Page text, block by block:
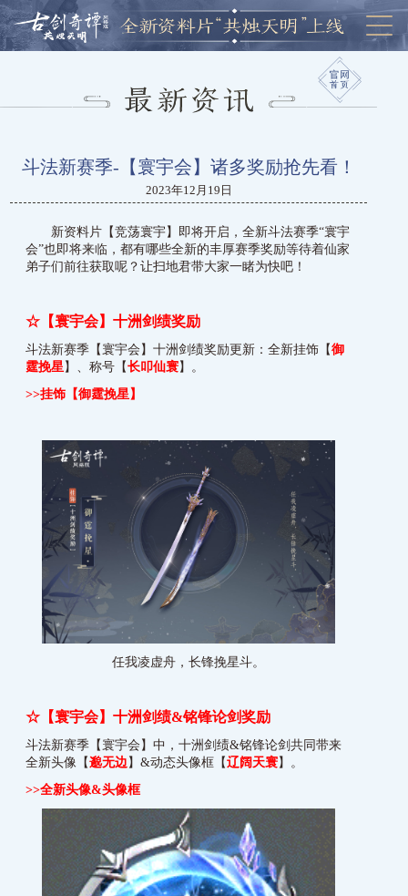
斗法新赛季-【寰宇会】诸多奖励抢先看！
2023年12月19日
新资料片【竞荡寰宇】即将开启，全新斗法赛季“寰宇
会”也即将来临，都有哪些全新的丰厚赛季奖励等待着仙家
弟子们前往获取呢？让扫地君带大家一睹为快吧！
☆【寰宇会】 十洲剑绩奖励
斗法新赛季【寰宇会】十洲剑绩奖励更新：全新挂饰【御
霆挽星】、称号【长叩仙寰】。
>>挂饰【御霆挽星】
任我凌虚舟，长锋挽星斗。
☆【寰宇会】 十洲剑绩&铭锋论剑奖励
斗法新赛季【寰宇会】中，十洲剑绩&铭锋论剑共同带来
全新头像【邈无边】&动态头像框【辽阔天寰】。
>>全新头像&头像框